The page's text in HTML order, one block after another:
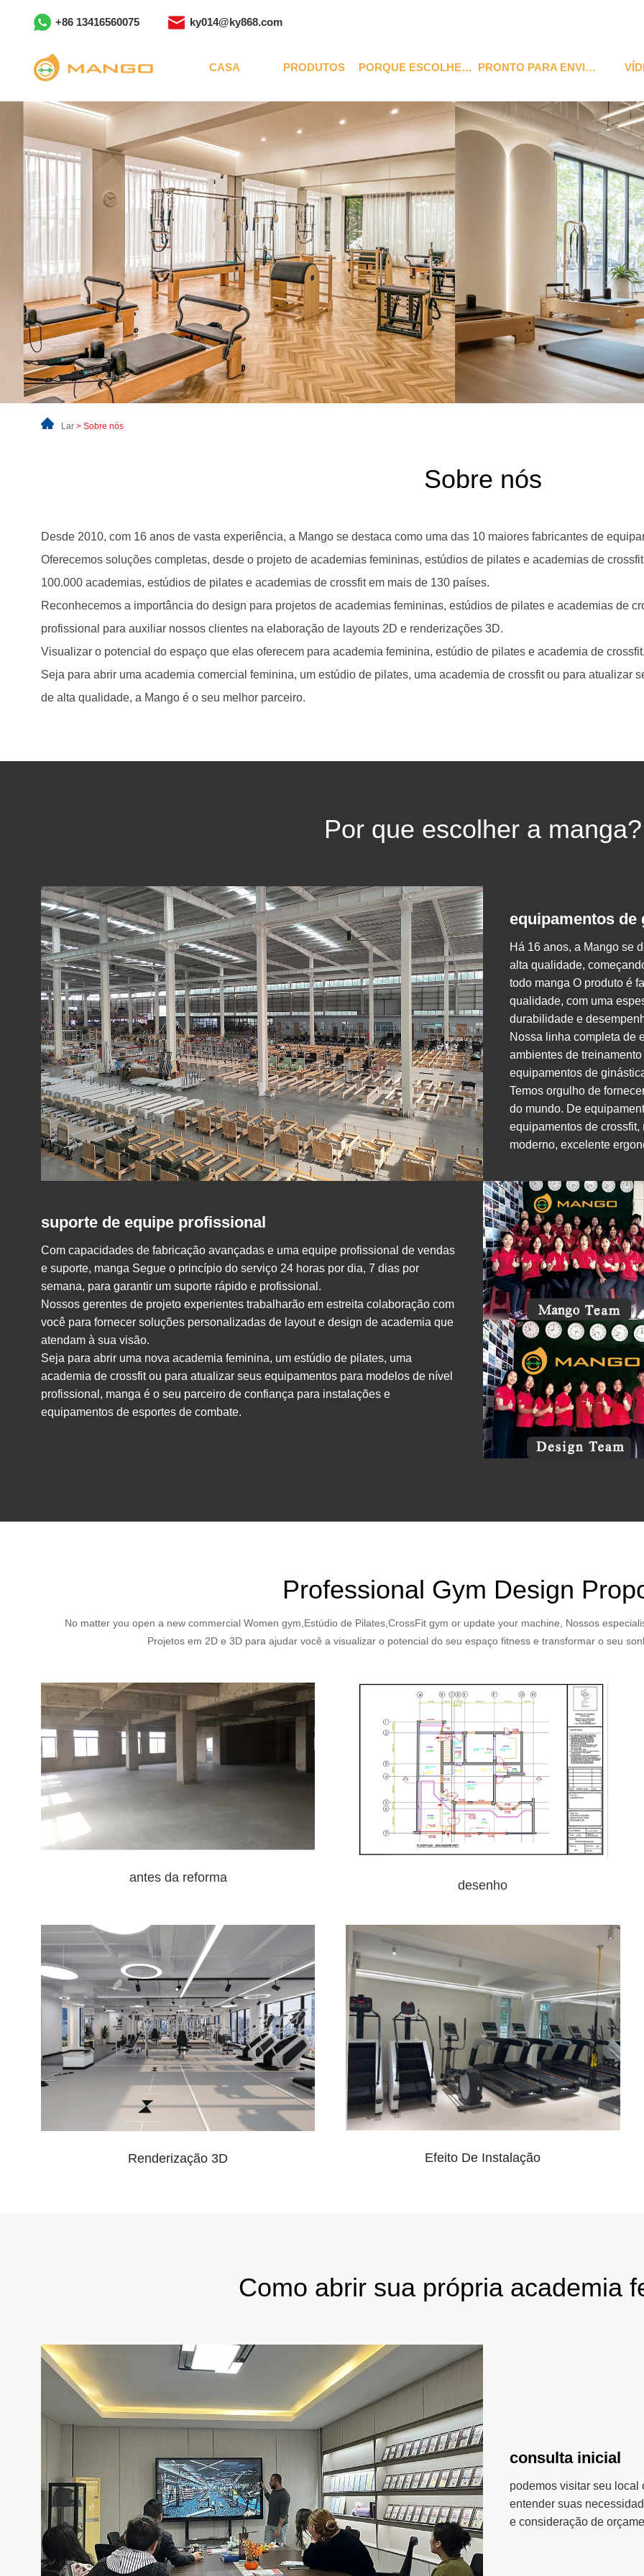
+86 13416560075 ky014@ky868.com
CASA PRODUTOS PORQUE ESCOLHER-NOS PRONTO PARA ENVIAR
Lar > Sobre nós
Sobre nós
Desde 2010, com 16 anos de vasta experiência, a Mango se destaca como uma das 10 maiores fabricantes de
Oferecemos soluções completas, desde o projeto de academias femininas, estúdios de pilates e academias de
100.000 academias, estúdios de pilates e academias de crossfit em mais de 130 países.
Reconhecemos a importância do design para projetos de academias femininas, estúdios de pilates e academias de
profissional para auxiliar nossos clientes na elaboração de layouts 2D e renderizações 3D.
Visualizar o potencial do espaço que elas oferecem para academia feminina, estúdio de pilates e academia de
Seja para abrir uma academia comercial feminina, um estúdio de pilates, uma academia de crossfit ou para atualizar
de alta qualidade, a Mango é o seu melhor parceiro.
Por que escolher a manga?
equipamentos
Há 16 anos, a Mango se
alta qualidade,
todo manga O produto é
qualidade, com uma
durabilidade e
Nossa linha completa de
ambientes de
equipamentos de
Temos orgulho de
do mundo. De
equipamentos de
moderno, excelente
suporte de equipe profissional
Com capacidades de fabricação avançadas e uma equipe profissional de vendas
e suporte, manga Segue o princípio do serviço 24 horas por dia, 7 dias por
semana, para garantir um suporte rápido e profissional.
Nossos gerentes de projeto experientes trabalharão em estreita colaboração com
você para fornecer soluções personalizadas de layout e design de academia que
atendam à sua visão.
Seja para abrir uma nova academia feminina, um estúdio de pilates, uma
academia de crossfit ou para atualizar seus equipamentos para modelos de nível
profissional, manga é o seu parceiro de confiança para instalações e
equipamentos de esportes de combate.
Professional Gym Design
No matter you open a new commercial Women gym,Estúdio de Pilates,CrossFit gym or update your machine, Nossos
Projetos em 2D e 3D para ajudar você a visualizar o potencial do seu espaço fitness e transformar o seu
antes da reforma
desenho
Renderização 3D Efeito De Instalação
Como abrir sua própria academia
consulta inicial
podemos visitar seu local
entender suas
e consideração de